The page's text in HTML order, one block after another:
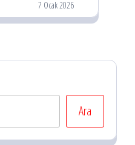
7 Ocak 2026
Ara